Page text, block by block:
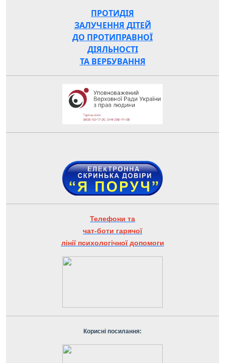
ПРОТИДІЯ
ЗАЛУЧЕННЯ ДІТЕЙ
ДО ПРОТИПРАВНОЇ
ДІЯЛЬНОСТІ
ТА ВЕРБУВАННЯ
Телефони та
чат-боти гарячої
лінії психологічної допомоги
Корисні посилання: